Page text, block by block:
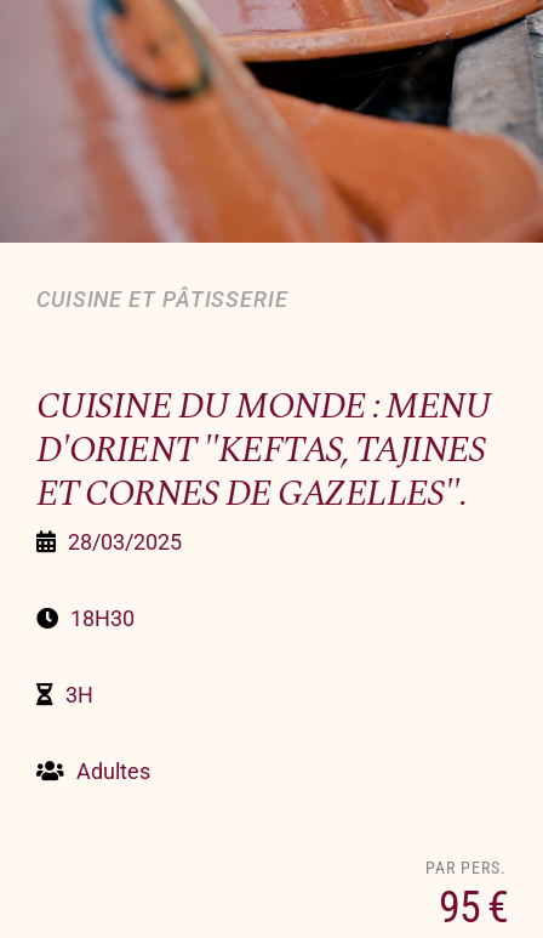
Organiser un événement
Offrir un bon cadeau
Nous contacter
NOUS CONTACTER
CUISINE ET PÂTISSERIE
CUISINE DU MONDE : MENU
D'ORIENT "KEFTAS, TAJINES
ET CORNES DE GAZELLES".
28/03/2025
18H30
3H
Adultes
95 €